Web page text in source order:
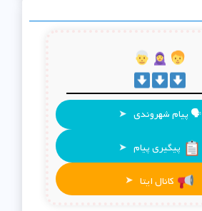
🗣 پیام شهروندی ➤
پیگیری پیام ➤
کانال ایتا ➤